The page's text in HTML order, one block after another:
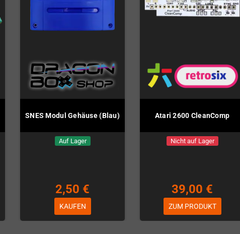
SNES Modul Gehäuse (Blau)
Auf Lager
2,50 €
KAUFEN
Atari 2600 CleanComp
Nicht auf Lager
39,00 €
ZUM PRODUKT